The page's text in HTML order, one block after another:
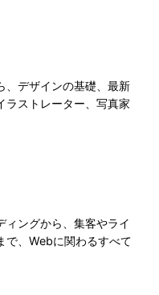
、デザインの基礎、最新
ラストレーター、写真家
ングから、集客やライ
で、Webに関わるすべて